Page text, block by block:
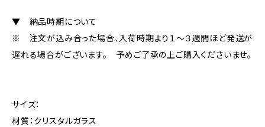
▼ 納品時期について
※ 注文が込み合った場合、入荷時期より１～３週間ほど発送が
遅れる場合がございます。 予めご了承の上ご購入くださいませ。
サイズ：
材質：クリスタルガラス